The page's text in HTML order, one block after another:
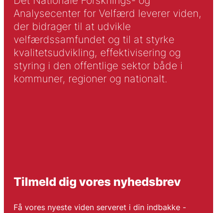
Analysecenter for Velfærd leverer viden,
der bidrager til at udvikle
velfærdssamfundet og til at styrke
kvalitetsudvikling, effektivisering og
styring i den offentlige sektor både i
kommuner, regioner og nationalt.
Tilmeld dig vores nyhedsbrev
Få vores nyeste viden serveret i din indbakke -